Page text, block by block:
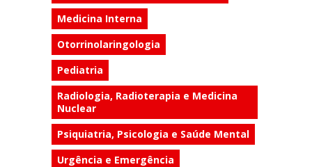
Medicina Interna
Otorrinolaringologia
Pediatria
Radiologia, Radioterapia e Medicina
Nuclear
Psiquiatria, Psicologia e Saúde Mental
Urgência e Emergência